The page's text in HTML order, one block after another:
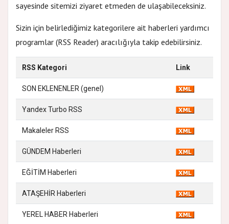
sayesinde sitemizi ziyaret etmeden de ulaşabileceksiniz.
Sizin için belirlediğimiz kategorilere ait haberleri yardımcı
programlar (RSS Reader) aracılığıyla takip edebilirsiniz.
RSS Kategori Link
SON EKLENENLER (genel)
Yandex Turbo RSS
Makaleler RSS
GÜNDEM Haberleri
EĞİTİM Haberleri
ATAŞEHİR Haberleri
YEREL HABER Haberleri